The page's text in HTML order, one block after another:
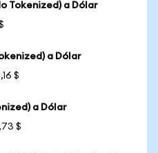
Tokenized) a Dólar
a Dólar
$
a Dólar
$